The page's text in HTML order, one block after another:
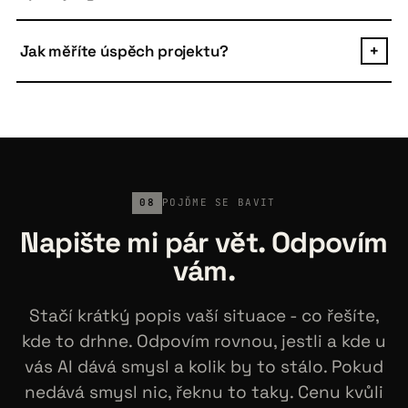
source frameworks), takže ho převezme jakýkoliv
měsících lze ukončit kdykoliv.
Jak měříte úspěch projektu? +
08 POJĎME SE BAVIT
Napište mi pár vět. Odpovím
vám.
Stačí krátký popis vaší situace - co řešíte,
kde to drhne. Odpovím rovnou, jestli a kde u
vás AI dává smysl a kolik by to stálo. Pokud
nedává smysl nic, řeknu to taky. Cenu kvůli